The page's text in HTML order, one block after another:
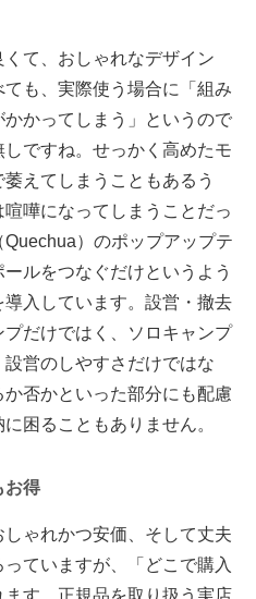
て、おしゃれなデザイン
も、実際使う場合に「組み
かってしまう」というので
ですね。せっかく高めたモ
えてしまうこともあるう
嘩になってしまうことだっ
）のポップアップテ
ルをつなぐだけというよう
入しています。設営・撤去
だけではく、ソロキャンプ
営のしやすさだけではな
否かといった部分にも配慮
困ることもありません。
お得
ゃれかつ安価、そして丈夫
ていますが、「どこで購入
す。正規品を取り扱う実店